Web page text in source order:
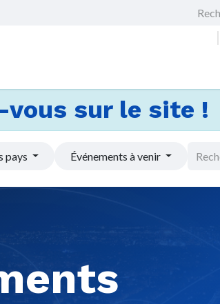
sur le site !
pays Événements à venir